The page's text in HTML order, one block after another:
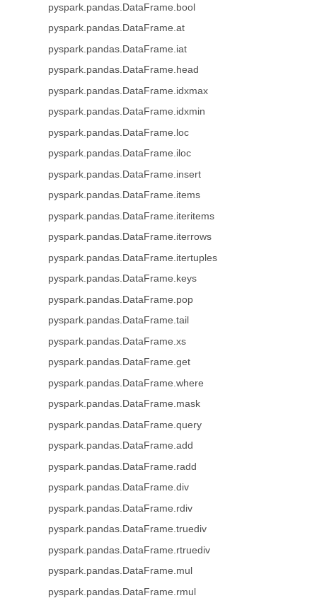
pyspark.pandas.DataFrame.bool
pyspark.pandas.DataFrame.at
pyspark.pandas.DataFrame.iat
pyspark.pandas.DataFrame.head
pyspark.pandas.DataFrame.idxmax
pyspark.pandas.DataFrame.idxmin
pyspark.pandas.DataFrame.loc
pyspark.pandas.DataFrame.iloc
pyspark.pandas.DataFrame.insert
pyspark.pandas.DataFrame.items
pyspark.pandas.DataFrame.iteritems
pyspark.pandas.DataFrame.iterrows
pyspark.pandas.DataFrame.itertuples
pyspark.pandas.DataFrame.keys
pyspark.pandas.DataFrame.pop
pyspark.pandas.DataFrame.tail
pyspark.pandas.DataFrame.xs
pyspark.pandas.DataFrame.get
pyspark.pandas.DataFrame.where
pyspark.pandas.DataFrame.mask
pyspark.pandas.DataFrame.query
pyspark.pandas.DataFrame.add
pyspark.pandas.DataFrame.radd
pyspark.pandas.DataFrame.div
pyspark.pandas.DataFrame.rdiv
pyspark.pandas.DataFrame.truediv
pyspark.pandas.DataFrame.rtruediv
pyspark.pandas.DataFrame.mul
pyspark.pandas.DataFrame.rmul